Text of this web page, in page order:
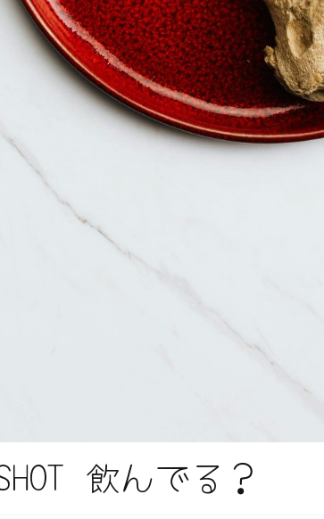
飲んでる？